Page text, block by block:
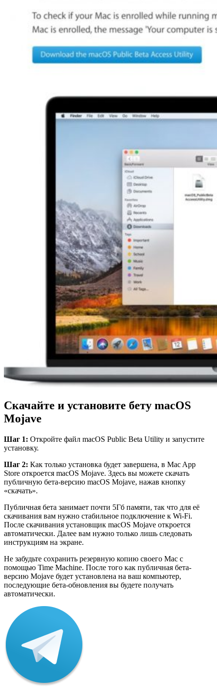
Скачайте и установите бету macOS
Mojave
Шаг 1: Откройте файл macOS Public Beta Utility и запустите
установку.
Шаг 2: Как только установка будет завершена, в Mac App
Store откроется macOS Mojave. Здесь вы можете скачать
публичную бета-версию macOS Mojave, нажав кнопку
«скачать».
Публичная бета занимает почти 5Гб памяти, так что для её
скачивания вам нужно стабильное подключение к Wi-Fi.
После скачивания установщик macOS Mojave откроется
автоматически. Далее вам нужно только лишь следовать
инструкциям на экране.
Не забудьте сохранить резервную копию своего Mac с
помощью Time Machine. После того как публичная бета-
версию Mojave будет установлена на ваш компьютер,
последующие бета-обновления вы будете получать
автоматически.